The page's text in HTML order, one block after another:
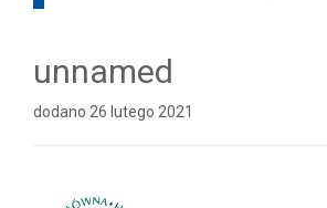
unnamed
dodano 26 lutego 2021